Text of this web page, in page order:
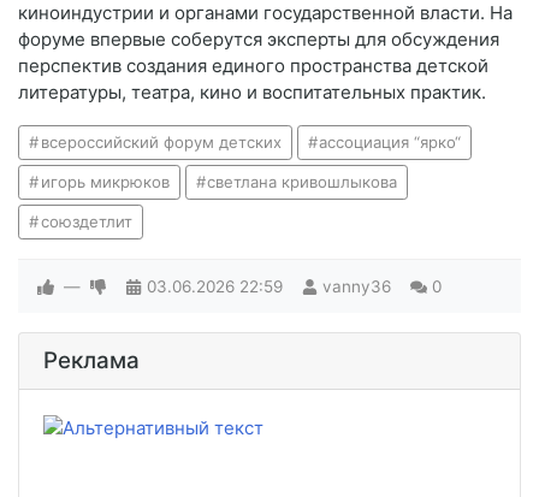
киноиндустрии и органами государственной власти. На
форуме впервые соберутся эксперты для обсуждения
перспектив создания единого пространства детской
литературы, театра, кино и воспитательных практик.
всероссийский форум детских ассоциация “ярко“
игорь микрюков светлана кривошлыкова
союздетлит
— 03.06.2026 22:59 vanny36 0
Реклама